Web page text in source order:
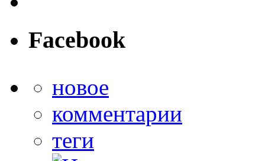
Facebook
новое
комментарии
теги